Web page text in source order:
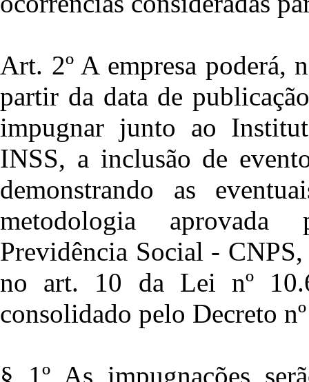
Art. 2º A empresa poderá,
partir da data de
impugnar junto ao
INSS, a inclusão de
demonstrando as
metodologia
Previdência Social -
no art. 10 da Lei nº
consolidado pelo Decreto
§ 1º As impugnações